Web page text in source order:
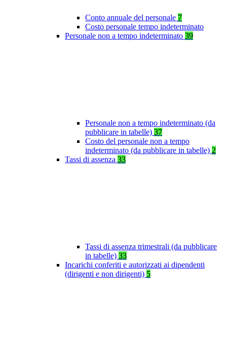
Conto annuale del personale 7
Costo personale tempo indeterminato
Personale non a tempo indeterminato 39
Personale non a tempo indeterminato (da
pubblicare in tabelle) 37
Costo del personale non a tempo
indeterminato (da pubblicare in tabelle) 2
Tassi di assenza 33
Tassi di assenza trimestrali (da pubblicare
in tabelle) 33
Incarichi conferiti e autorizzati ai dipendenti
(dirigenti e non dirigenti) 5